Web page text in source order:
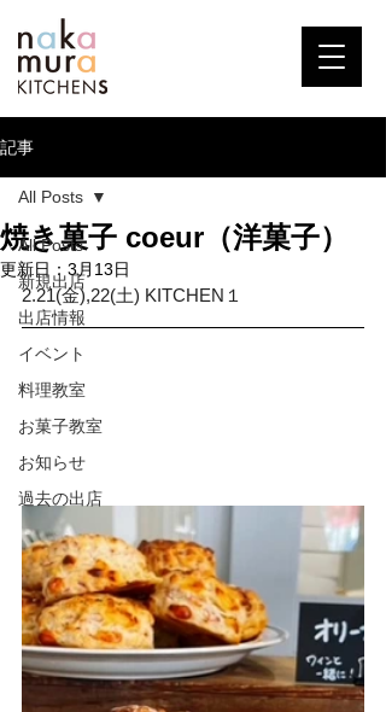
記事
All Posts
新規出店
出店情報
イベント
料理教室
お菓子教室
お知らせ
過去の出店
All Posts
焼き菓子 coeur（洋菓子）
更新日： 3月13日
2.21(金),22(土) KITCHEN１